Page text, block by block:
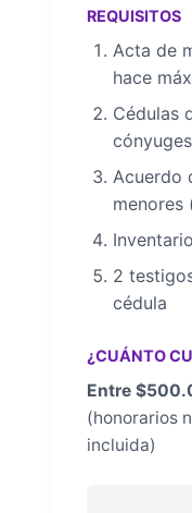
REQUISITOS
Acta de
hace
Cédulas
cónyuges
Acuerdo
menores
2
cédula
¿CUÁNTO
Entre
(honorarios
incluida)